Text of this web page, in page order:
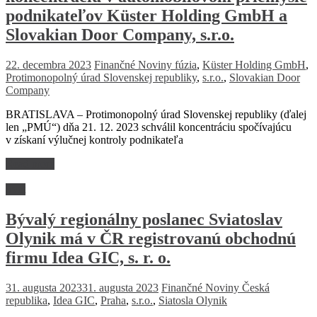
podnikateľov Küster Holding GmbH a
Slovakian Door Company, s.r.o.
22. decembra 2023 Finančné Noviny fúzia, Küster Holding GmbH,
Protimonopolný úrad Slovenskej republiky, s.r.o., Slovakian Door
Company
BRATISLAVA – Protimonopolný úrad Slovenskej republiky (ďalej
len „PMÚ“) dňa 21. 12. 2023 schválil koncentráciu spočívajúcu
v získaní výlučnej kontroly podnikateľa
Bývalý regionálny poslanec Sviatoslav
Olynik má v ČR registrovanú obchodnú
firmu Idea GIC, s. r. o.
31. augusta 202331. augusta 2023 Finančné Noviny Česká
republika, Idea GIC, Praha, s.r.o., Siatosla Olynik